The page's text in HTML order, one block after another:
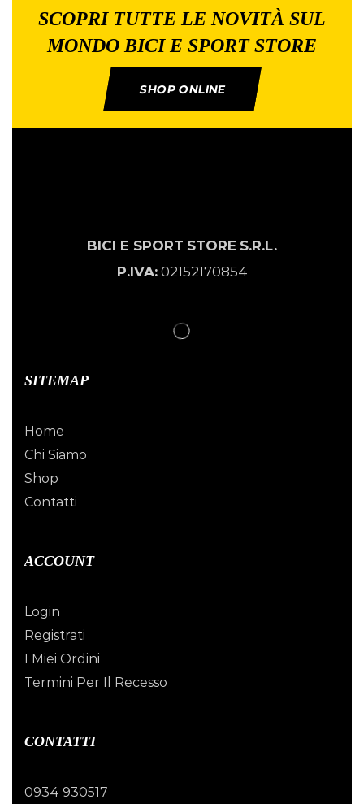
SCOPRI TUTTE LE NOVITÀ SUL
MONDO BICI E SPORT STORE
SHOP ONLINE
BICI E SPORT STORE S.R.L.
P.IVA:02152170854
SITEMAP
Home
Chi Siamo
Shop
Contatti
ACCOUNT
Login
Registrati
I Miei Ordini
Termini Per Il Recesso
CONTATTI
0934 930517